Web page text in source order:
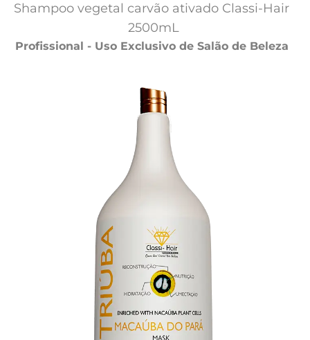
Shampoo vegetal carvão ativado Classi-Hair
2500mL
Profissional - Uso Exclusivo de Salão de Beleza